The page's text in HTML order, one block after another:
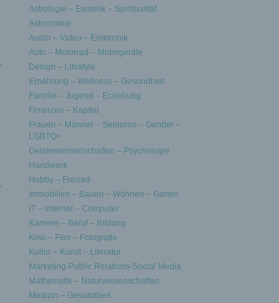
Astrologie – Esoterik – Spiritualität
Astronomie
Audio – Video – Elektronik
Auto – Motorrad – Motorgeräte
Design – Lifestyle
Ernährung – Wellness – Gesundheit
Familie – Jugend – Erziehung
Finanzen – Kapital
Frauen – Männer – Senioren – Gender –
LGBTQ+
Geisteswissenschaften – Psychologie
Handwerk
Hobby – Freizeit
Immobilien – Bauen – Wohnen – Garten
IT – Internet – Computer
Karriere – Beruf – Bildung
Kino – Film – Fotografie
Kultur – Kunst – Literatur
Marketing-Public Relations-Social Media
Mathematik – Naturwissenschaften
Medizin – Gesundheit